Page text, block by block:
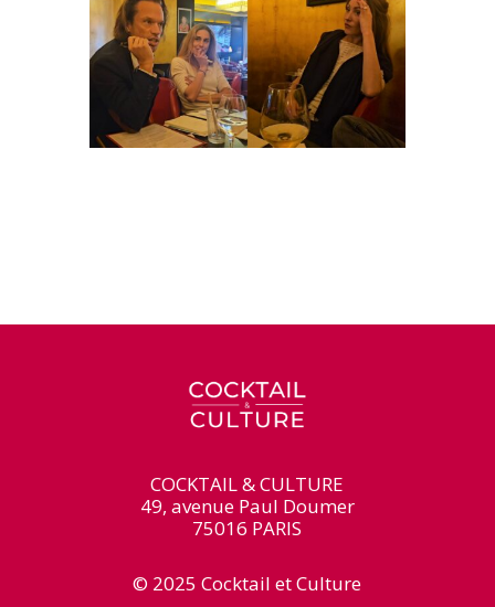
COCKTAIL & CULTURE
49, avenue Paul Doumer
75016 PARIS
© 2025 Cocktail et Culture